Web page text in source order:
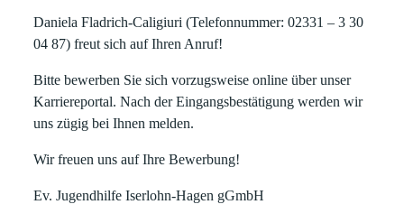
Daniela Fladrich-Caligiuri (Telefonnummer: 02331 – 3 30
04 87) freut sich auf Ihren Anruf!
Bitte bewerben Sie sich vorzugsweise online über unser
Karriereportal. Nach der Eingangsbestätigung werden wir
uns zügig bei Ihnen melden.
Wir freuen uns auf Ihre Bewerbung!
Ev. Jugendhilfe Iserlohn-Hagen gGmbH